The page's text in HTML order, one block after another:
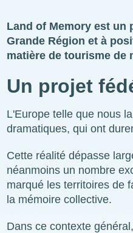
Land of Memory est un
Grande Région et à
matière de tourisme de
Un projet
L'Europe telle que nous
dramatiques, qui ont
Cette réalité dépasse
néanmoins un nombre
marqué les territoires de
la mémoire collective.
Dans ce contexte